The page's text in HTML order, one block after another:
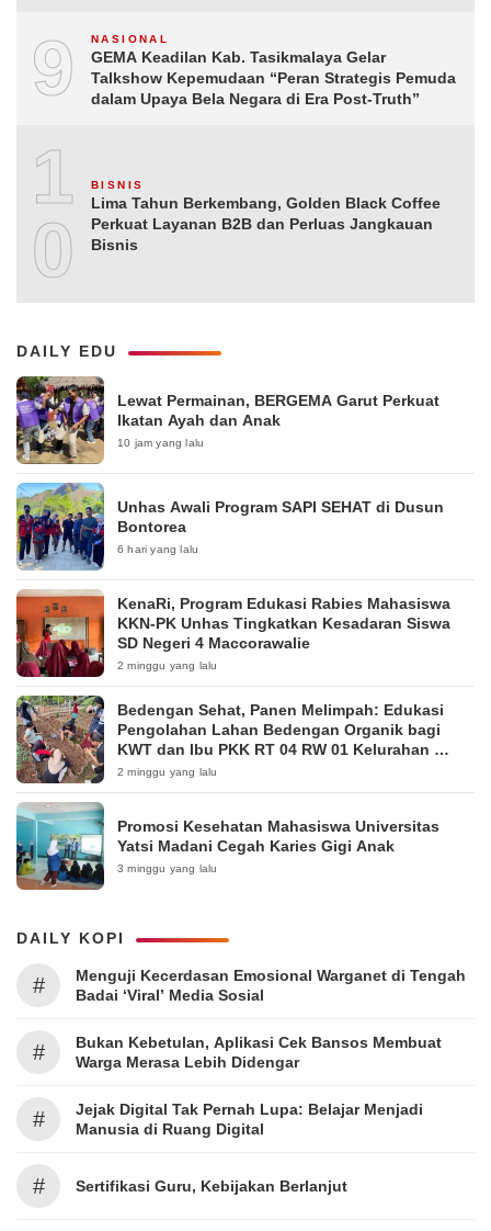
9
GEMA Keadilan Kab. Tasikmalaya Gelar
Talkshow Kepemudaan “Peran Strategis Pemuda
dalam Upaya Bela Negara di Era Post-Truth”
1
0
Lima Tahun Berkembang, Golden Black Coffee
Perkuat Layanan B2B dan Perluas Jangkauan
Bisnis
DAILY EDU
Lewat Permainan, BERGEMA Garut Perkuat
Ikatan Ayah dan Anak
10 jam yang lalu
Unhas Awali Program SAPI SEHAT di Dusun
Bontorea
6 hari yang lalu
KenaRi, Program Edukasi Rabies Mahasiswa
KKN-PK Unhas Tingkatkan Kesadaran Siswa
SD Negeri 4 Maccorawalie
2 minggu yang lalu
Bedengan Sehat, Panen Melimpah: Edukasi
Pengolahan Lahan Bedengan Organik bagi
KWT dan Ibu PKK RT 04 RW 01 Kelurahan
Pakintelan
2 minggu yang lalu
Promosi Kesehatan Mahasiswa Universitas
Yatsi Madani Cegah Karies Gigi Anak
3 minggu yang lalu
DAILY KOPI
#
Menguji Kecerdasan Emosional Warganet di Tengah
Badai ‘Viral’ Media Sosial
#
Bukan Kebetulan, Aplikasi Cek Bansos Membuat
Warga Merasa Lebih Didengar
#
Jejak Digital Tak Pernah Lupa: Belajar Menjadi
Manusia di Ruang Digital
# Sertifikasi Guru, Kebijakan Berlanjut